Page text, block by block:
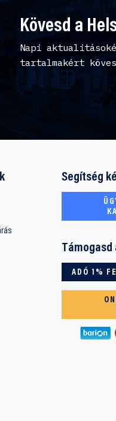
Kövesd a
Napi
tartalmakért
Segítség
Támogasd
ADÓ 1%